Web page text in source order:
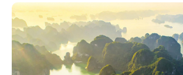
ngày
1
đêm